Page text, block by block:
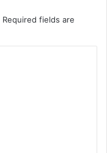
Required fields are